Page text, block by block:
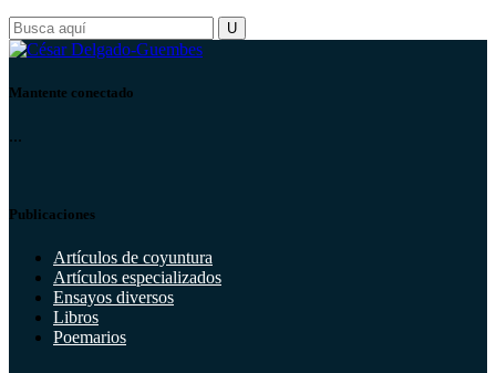
Mantente conectado
...
Publicaciones
Artículos de coyuntura
Artículos especializados
Ensayos diversos
Libros
Poemarios